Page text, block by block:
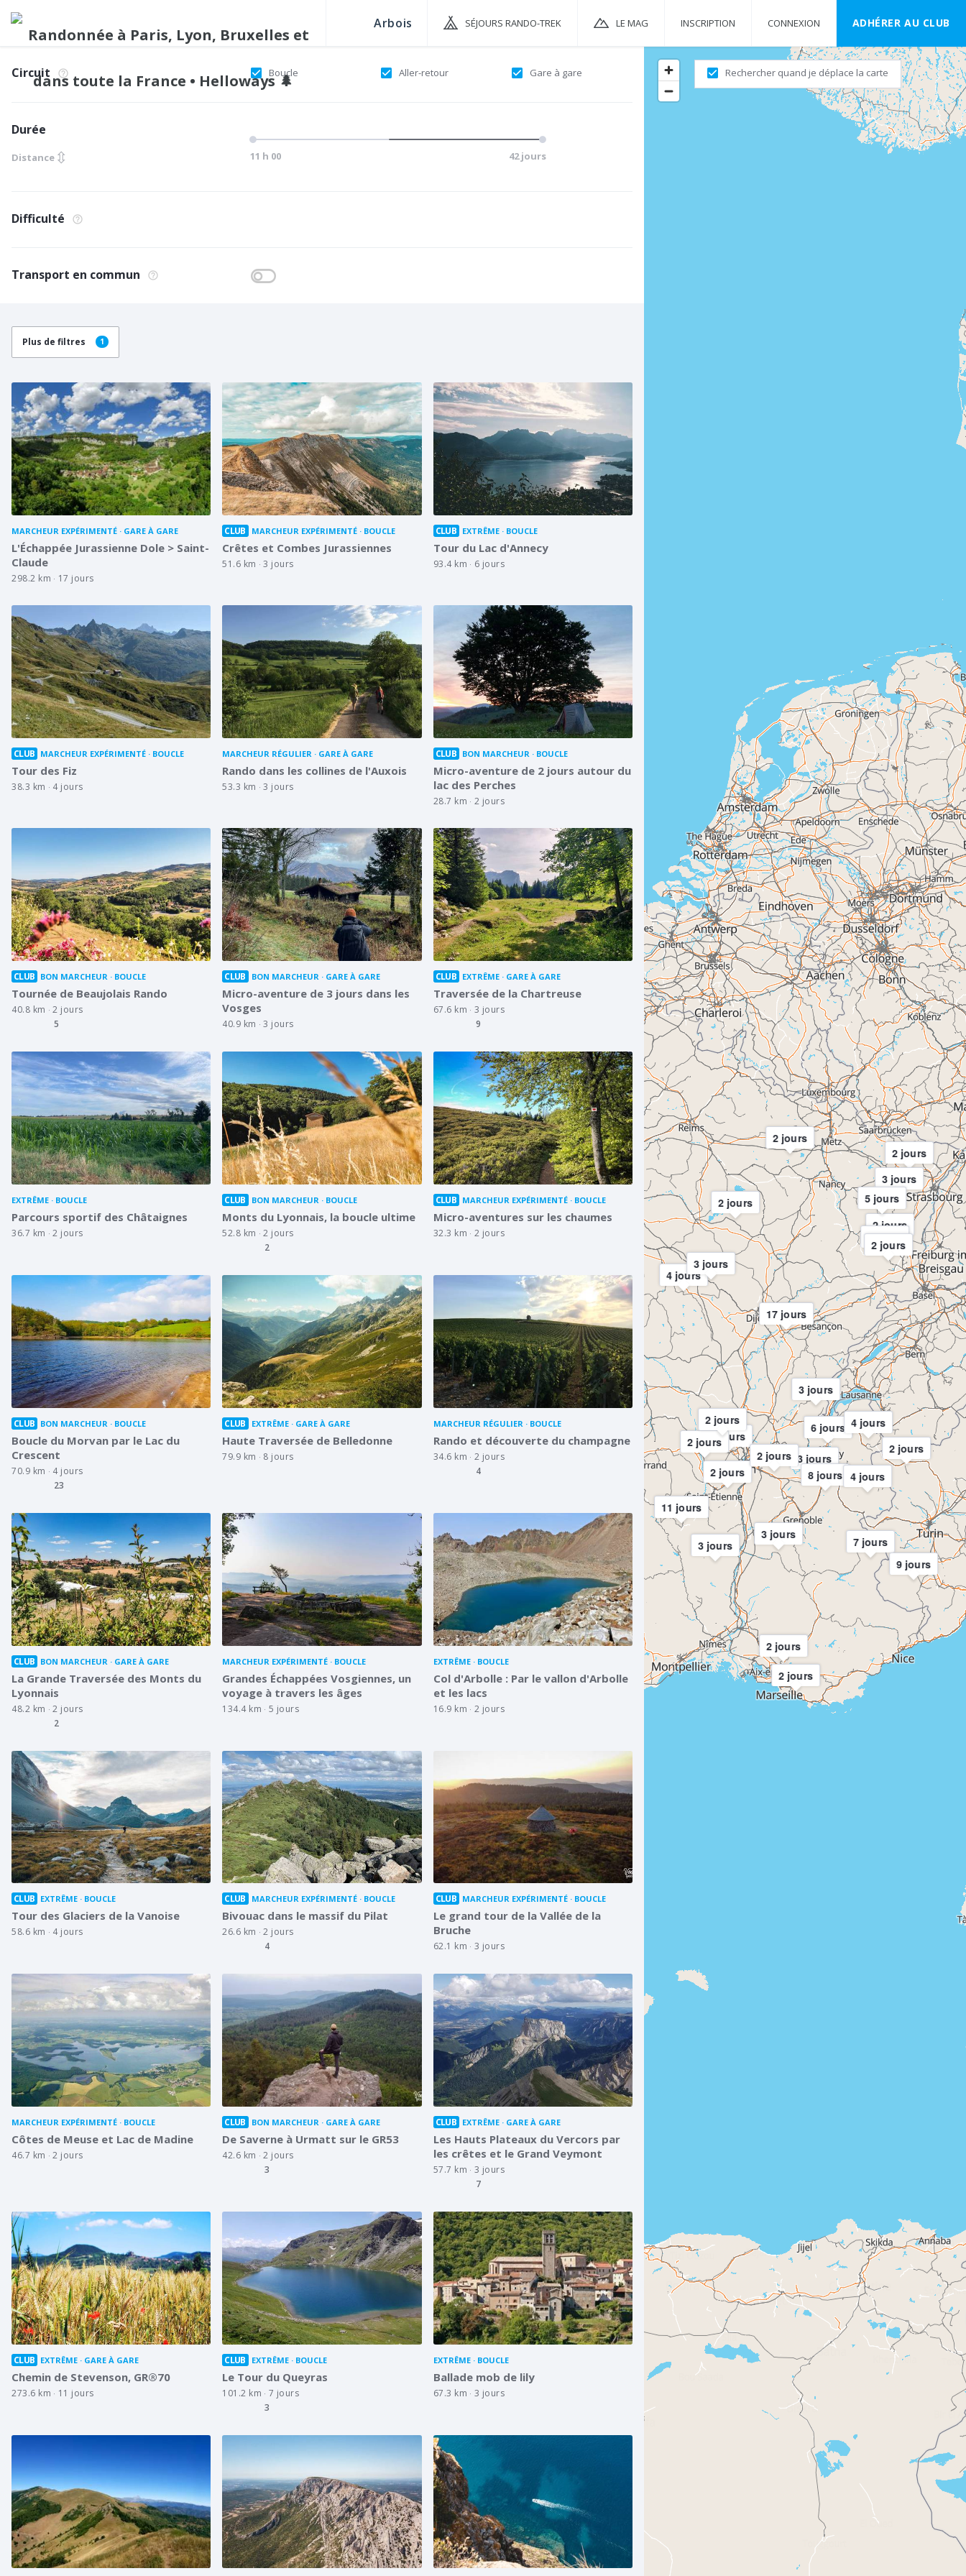
SÉJOURS RANDO-TREK LE MAG INSCRIPTION CONNEXION ADHÉRER AU CLUB
Circuit Boucle Aller-retour Gare à gare
Durée
Distance ⇳ 11 h 00 42 jours
Difficulté
Transport en commun
Plus de filtres 1
MARCHEUR EXPÉRIMENTÉ GARE À GARE
L'Échappée Jurassienne Dole > Saint-
Claude
298.2 km 17 jours
CLUB MARCHEUR EXPÉRIMENTÉ BOUCLE
Crêtes et Combes Jurassiennes
51.6 km 3 jours
CLUB EXTRÊME BOUCLE
Tour du Lac d'Annecy
93.4 km 6 jours
CLUB MARCHEUR EXPÉRIMENTÉ BOUCLE
Tour des Fiz
38.3 km 4 jours
MARCHEUR RÉGULIER GARE À GARE
Rando dans les collines de l'Auxois
53.3 km 3 jours
CLUB BON MARCHEUR BOUCLE
Micro-aventure de 2 jours autour du
lac des Perches
28.7 km 2 jours
CLUB BON MARCHEUR BOUCLE
Tournée de Beaujolais Rando
40.8 km
2 jours
5
CLUB BON MARCHEUR GARE À GARE
Micro-aventure de 3 jours dans les
Vosges
40.9 km 3 jours
CLUB EXTRÊME GARE À GARE
Traversée de la Chartreuse
67.6 km
3 jours
9
EXTRÊME BOUCLE
Parcours sportif des Châtaignes
36.7 km 2 jours
CLUB BON MARCHEUR BOUCLE
Monts du Lyonnais, la boucle ultime
52.8 km
2 jours
2
CLUB MARCHEUR EXPÉRIMENTÉ BOUCLE
Micro-aventures sur les chaumes
32.3 km 2 jours
CLUB BON MARCHEUR BOUCLE
Boucle du Morvan par le Lac du
Crescent
70.9 km
4 jours
23
CLUB EXTRÊME GARE À GARE
Haute Traversée de Belledonne
79.9 km 8 jours
MARCHEUR RÉGULIER BOUCLE
Rando et découverte du champagne
34.6 km
2 jours
4
CLUB BON MARCHEUR GARE À GARE
La Grande Traversée des Monts du
Lyonnais
48.2 km
2 jours
2
MARCHEUR EXPÉRIMENTÉ BOUCLE
Grandes Échappées Vosgiennes, un
voyage à travers les âges
134.4 km 5 jours
EXTRÊME BOUCLE
Col d'Arbolle : Par le vallon d'Arbolle
et les lacs
16.9 km 2 jours
CLUB EXTRÊME BOUCLE
Tour des Glaciers de la Vanoise
58.6 km 4 jours
CLUB MARCHEUR EXPÉRIMENTÉ BOUCLE
Bivouac dans le massif du Pilat
26.6 km
2 jours
4
CLUB MARCHEUR EXPÉRIMENTÉ BOUCLE
Le grand tour de la Vallée de la
Bruche
62.1 km 3 jours
MARCHEUR EXPÉRIMENTÉ BOUCLE
Côtes de Meuse et Lac de Madine
46.7 km 2 jours
CLUB BON MARCHEUR GARE À GARE
De Saverne à Urmatt sur le GR53
42.6 km
2 jours
3
CLUB EXTRÊME GARE À GARE
Les Hauts Plateaux du Vercors par
les crêtes et le Grand Veymont
57.7 km
3 jours
7
CLUB EXTRÊME GARE À GARE
Chemin de Stevenson, GR®70
273.6 km 11 jours
CLUB EXTRÊME BOUCLE
Le Tour du Queyras
101.2 km
7 jours
3
EXTRÊME BOUCLE
Ballade mob de lily
67.3 km 3 jours
Rechercher quand je déplace la carte
4 jours
3 jours
3 jours
7 jours
2 jours
2 jours
2 jours
2 jours
3 jours
11 jours
9 jours
2 jours
2 jours
2 jours
2 jours
8 jours 4 jours
6 jours 4 jours
2 jours
3 jours
2 jours
3 jours
2 jours
17 jours
2 jours
3 jours
3 jours
2 jours
5 jours